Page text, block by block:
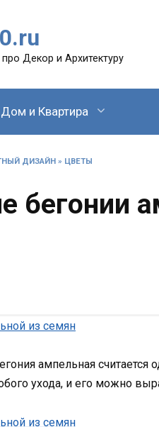
Декор и Архитектуру
Дом и Квартира
ДИЗАЙН » ЦВЕТЫ
бегонии
ампельная
ухода, и его можно